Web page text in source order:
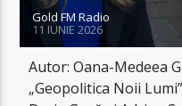
Gold FM Radio
11 IUNIE 2026
Autor: Oana-Medeea
„Geopolitica Noii